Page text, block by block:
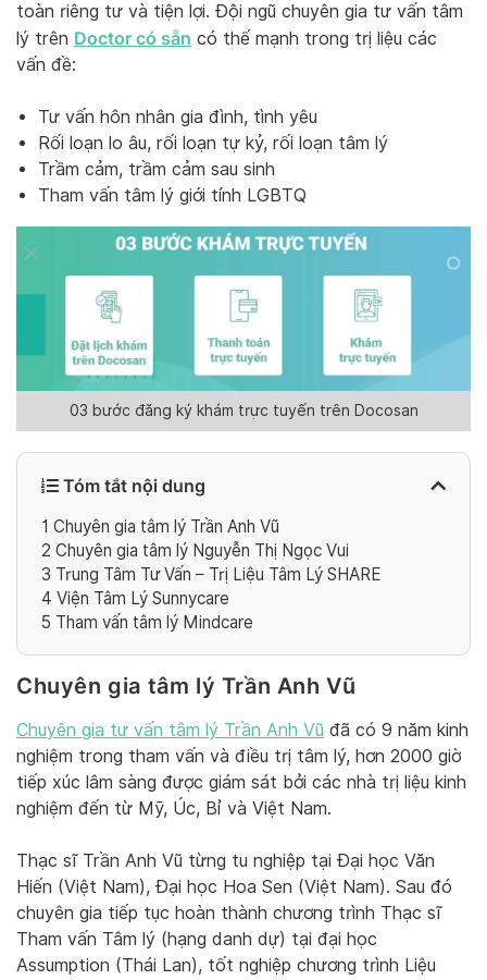
toàn riêng tư và tiện lợi. Đội ngũ chuyên gia tư vấn tâm
lý trên Doctor có sẵn có thế mạnh trong trị liệu các
vấn đề:
Tư vấn hôn nhân gia đình, tình yêu
Rối loạn lo âu, rối loạn tự kỷ, rối loạn tâm lý
Trầm cảm, trầm cảm sau sinh
Tham vấn tâm lý giới tính LGBTQ
03 bước đăng ký khám trực tuyến trên Docosan
Tóm tắt nội dung
1 Chuyên gia tâm lý Trần Anh Vũ
2 Chuyên gia tâm lý Nguyễn Thị Ngọc Vui
3 Trung Tâm Tư Vấn – Trị Liệu Tâm Lý SHARE
4 Viện Tâm Lý Sunnycare
5 Tham vấn tâm lý Mindcare
Chuyên gia tâm lý Trần Anh Vũ
Chuyên gia tư vấn tâm lý Trần Anh Vũ đã có 9 năm kinh
nghiệm trong tham vấn và điều trị tâm lý, hơn 2000 giờ
tiếp xúc lâm sàng được giám sát bởi các nhà trị liệu kinh
nghiệm đến từ Mỹ, Úc, Bỉ và Việt Nam.
Thạc sĩ Trần Anh Vũ từng tu nghiệp tại Đại học Văn
Hiến (Việt Nam), Đại học Hoa Sen (Việt Nam). Sau đó
chuyên gia tiếp tục hoàn thành chương trình Thạc sĩ
Tham vấn Tâm lý (hạng danh dự) tại đại học
Assumption (Thái Lan), tốt nghiệp chương trình Liệu